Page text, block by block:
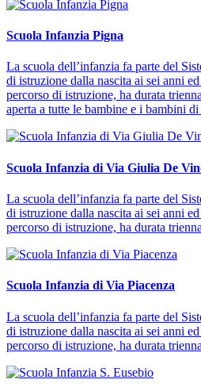
Scuola Infanzia Pigna
La scuola dell’infanzia fa parte del
di istruzione dalla nascita ai sei anni
percorso di istruzione, ha durata
aperta a tutte le bambine e i bambini
Scuola Infanzia di Via Giulia De
La scuola dell’infanzia fa parte del
di istruzione dalla nascita ai sei anni
percorso di istruzione, ha durata
Scuola Infanzia di Via Piacenza
La scuola dell’infanzia fa parte del
di istruzione dalla nascita ai sei anni
percorso di istruzione, ha durata